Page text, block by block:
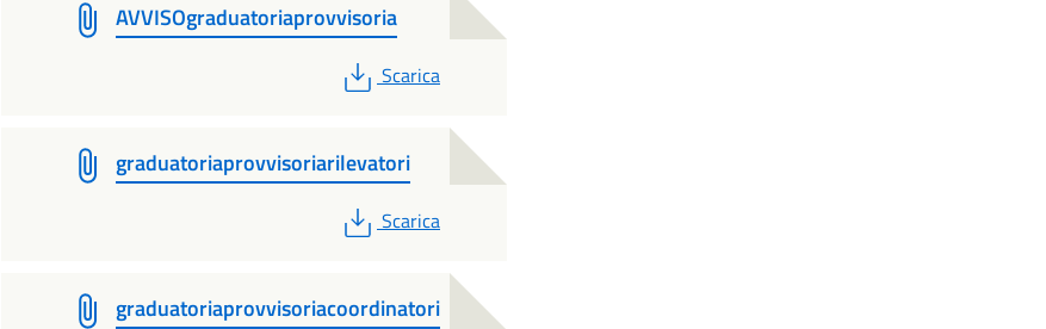
AVVISOgraduatoriaprovvisoria
PDF
Scarica
graduatoriaprovvisoriarilevatori
PDF
Scarica
graduatoriaprovvisoriacoordinatori